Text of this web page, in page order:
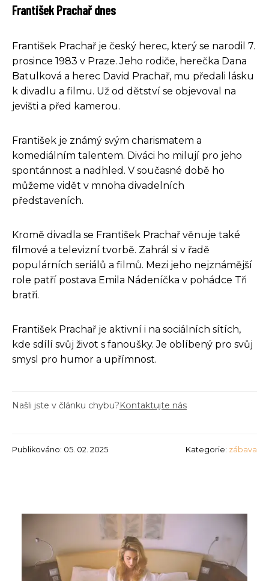
František Prachař dnes
František Prachař je český herec, který se narodil 7.
prosince 1983 v Praze. Jeho rodiče, herečka Dana
Batulková a herec David Prachař, mu předali lásku
k divadlu a filmu. Už od dětství se objevoval na
jevišti a před kamerou.
František je známý svým charismatem a
komediálním talentem. Diváci ho milují pro jeho
spontánnost a nadhled. V současné době ho
můžeme vidět v mnoha divadelních
představeních.
Kromě divadla se František Prachař věnuje také
filmové a televizní tvorbě. Zahrál si v řadě
populárních seriálů a filmů. Mezi jeho nejznámější
role patří postava Emila Nádeníčka v pohádce Tři
bratři.
František Prachař je aktivní i na sociálních sítích,
kde sdílí svůj život s fanoušky. Je oblíbený pro svůj
smysl pro humor a upřímnost.
Našli jste v článku chybu?Kontaktujte nás
Publikováno: 05. 02. 2025 Kategorie: zábava